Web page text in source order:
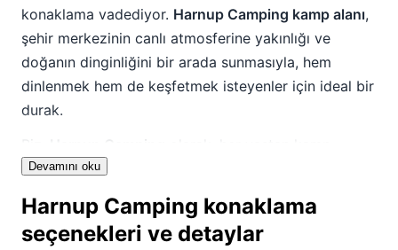
konaklama vadediyor. Harnup Camping kamp alanı,
şehir merkezinin canlı atmosferine yakınlığı ve
doğanın dinginliğini bir arada sunmasıyla, hem
dinlenmek hem de keşfetmek isteyenler için ideal bir
durak.
severe hitap eden bir ortam yaratmayı hedefledik.
ve çocuk dostu bir atmosfer sunarken, çiftler ve
yalnız gezginler de burada aradıkları dinginliği
Devamını oku
Harnup Camping konaklama
seçenekleri ve detaylar